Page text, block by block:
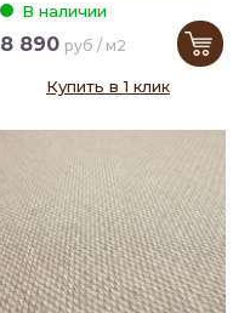
В наличии
8 890 руб / м2
Купить в 1 клик